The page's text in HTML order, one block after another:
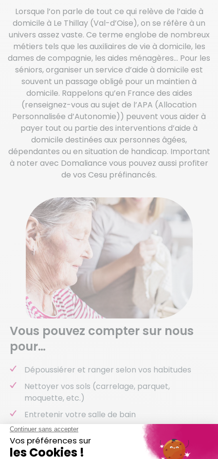
Lorsque l’on parle de tout ce qui relève de l’aide à
domicile à Le Thillay (Val-d’Oise), on se réfère à un
univers assez vaste. Ce terme englobe de nombreux
métiers tels que les auxiliaires de vie à domicile, les
dames de compagnie, les aides ménagères… Pour les
séniors, organiser un service d’aide à domicile est
souvent un passage obligé pour un maintien à
domicile. Rappelons qu’en France des aides
(renseignez-vous au sujet de l’APA (Allocation
Personnalisée d’Autonomie)) peuvent vous aider à
payer tout ou partie des interventions d’aide à
domicile destinées aux personnes âgées,
dépendantes ou en situation de handicap. Important
à noter avec Domaliance vous pouvez aussi profiter
de vos Cesu préfinancés.
Vous pouvez compter sur nous
pour…
Dépoussiérer et ranger selon vos habitudes
Nettoyer vos sols (carrelage, parquet,
moquette, etc.)
Entretenir votre salle de bain
Entretenir vos sanitaires
Nettoyer vos vitres